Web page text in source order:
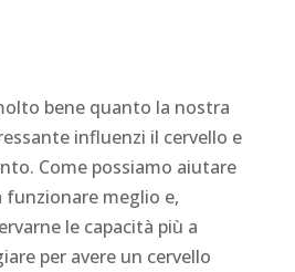
bene quanto la nostra
influenzi il cervello e
Come possiamo aiutare
funzionare meglio e,
le capacità più a
per avere un cervello